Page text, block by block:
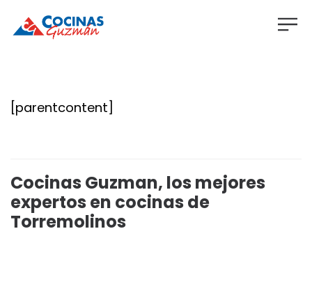
[parentcontent]
Cocinas Guzman, los mejores
expertos en cocinas de
Torremolinos